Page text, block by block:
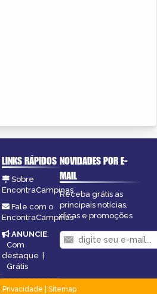
LINKS RÁPIDOS
Sobre
EncontraCampinas
Fale com o
EncontraCampinas
ANUNCIE:
Com
destaque |
Grátis
NOVIDADES POR E-
MAIL
Receba grátis as
principais notícias,
dicas e promoções
Privacidade
Sitemap